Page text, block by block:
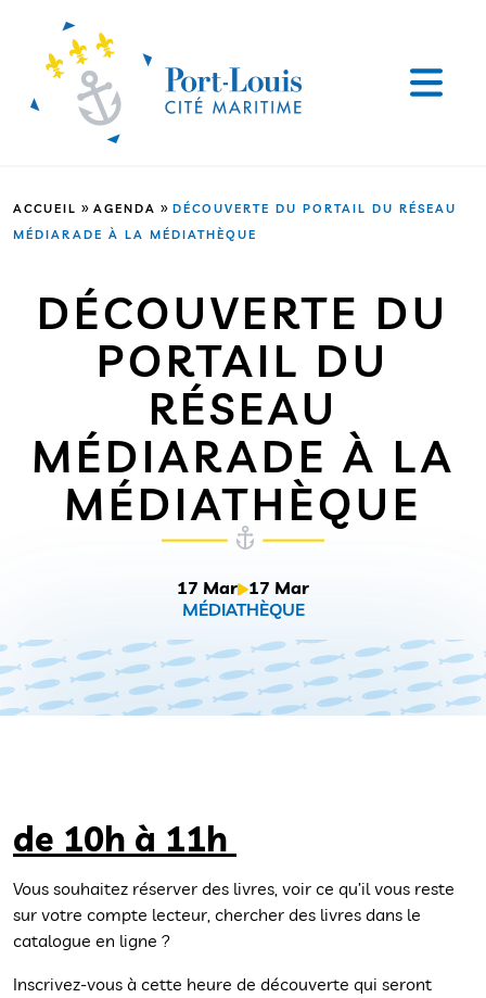
ACCUEIL » AGENDA » DÉCOUVERTE DU PORTAIL DU RÉSEAU
MÉDIARADE À LA MÉDIATHÈQUE
DÉCOUVERTE DU
PORTAIL DU
RÉSEAU
MÉDIARADE À LA
MÉDIATHÈQUE
17 Mar 17 Mar
MÉDIATHÈQUE
de 10h à 11h
Vous souhaitez réserver des livres, voir ce qu’il vous reste
sur votre compte lecteur, chercher des livres dans le
catalogue en ligne ?
Inscrivez-vous à cette heure de découverte qui seront